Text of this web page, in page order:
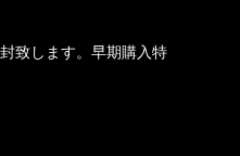
致します。早期購入特